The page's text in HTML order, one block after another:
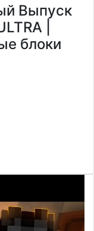
Выпуск
|
блоки